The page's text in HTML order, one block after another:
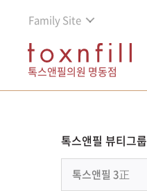
Family Site
톡스앤필의원 명동점
톡스앤필 뷰티그룹
톡스앤필 3正